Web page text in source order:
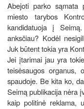
Abejoti parko
miesto tarybos
kandidatuoja į
anksčiau? Kodėl
Juk būtent tokia yra
Jei įtarimai jau yra
teisėsaugos organus,
spaudoje. Be kita ko,
Seimą publikacija nėra
kaip politinė reklama,